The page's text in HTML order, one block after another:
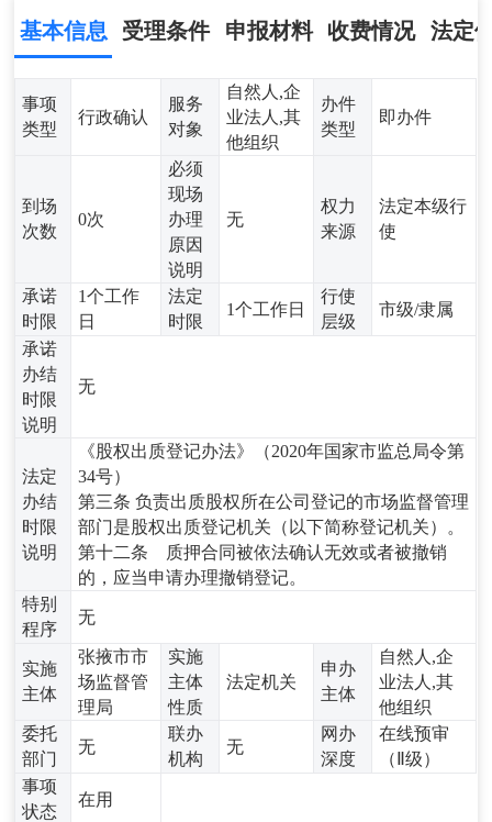
基本信息 受理条件 申报材料 收费情况 法定
事项
类型
行政确认
服务
对象
自然人,企
业法人,其
他组织
办件
类型
即办件
到场
次数
0次
必须
现场
办理
原因
说明
无
权力
来源
法定本级行
使
承诺
时限
1个工作
日
法定
时限
1个工作日
行使
层级
市级/隶属
承诺
办结
时限
说明
无
法定
办结
时限
说明
《股权出质登记办法》（2020年国家市监总局令第
34号）
第三条 负责出质股权所在公司登记的市场监督管理
部门是股权出质登记机关（以下简称登记机关）。
第十二条 质押合同被依法确认无效或者被撤销
的，应当申请办理撤销登记。
特别
程序
无
实施
主体
张掖市市
场监督管
理局
实施
主体
性质
法定机关
申办
主体
自然人,企
业法人,其
他组织
委托
部门
无
联办
机构
无
网办
深度
在线预审
（Ⅱ级）
事项
状态
在用